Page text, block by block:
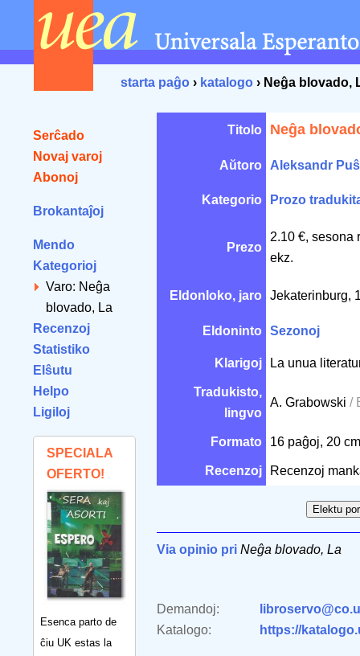
starta paĝo › katalogo › Neĝa blovado,
Serĉado
Novaj varoj
Abonoj
Brokantaĵoj
Mendo
Kategorioj
Varo: Neĝa
blovado, La
Recenzoj
Statistiko
Elŝutu
Helpo
Ligiloj
SPECIALA
OFERTO!
Esenca parto de
ĉiu UK estas la
Titolo Neĝa
Aŭtoro Aleksandr
Kategorio Prozo
Prezo
2.10 €, sesona
ekz.
Eldonloko, jaro Jekaterinburg,
Eldoninto Sezonoj
Klarigoj La unua
Tradukisto,
lingvo
A. Grabowski /
Formato 16 paĝoj, 20
Recenzoj Recenzoj
Via opinio pri Neĝa blovado, La
Demandoj:
Katalogo:
https://